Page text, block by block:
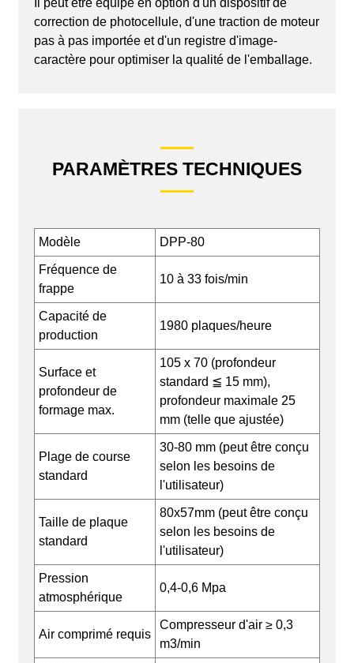
Il peut être équipé en option d'un dispositif de
correction de photocellule, d'une traction de moteur
pas à pas importée et d'un registre d'image-
caractère pour optimiser la qualité de l'emballage.
PARAMÈTRES TECHNIQUES
Modèle DPP-80
Fréquence de
frappe
10 à 33 fois/min
Capacité de
production
1980 plaques/heure
Surface et
profondeur de
formage max.
105 x 70 (profondeur
standard ≦ 15 mm),
profondeur maximale 25
mm (telle que ajustée)
Plage de course
standard
30-80 mm (peut être conçu
selon les besoins de
l'utilisateur)
Taille de plaque
standard
80x57mm (peut être conçu
selon les besoins de
l'utilisateur)
Pression
atmosphérique
0,4-0,6 Mpa
Air comprimé requis
Compresseur d'air ≥ 0,3
m3/min